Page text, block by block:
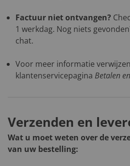
Factuur niet ontvangen?
1 werkdag. Nog niets
chat.
Voor meer informatie
klantenservicepagina Betalen
Verzenden en
Wat u moet weten over de
van uw bestelling: